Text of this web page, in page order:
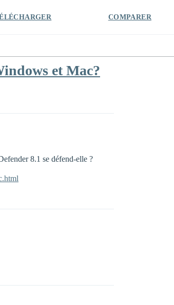
COMPARER
et Mac?
8.1 se défend-elle ?